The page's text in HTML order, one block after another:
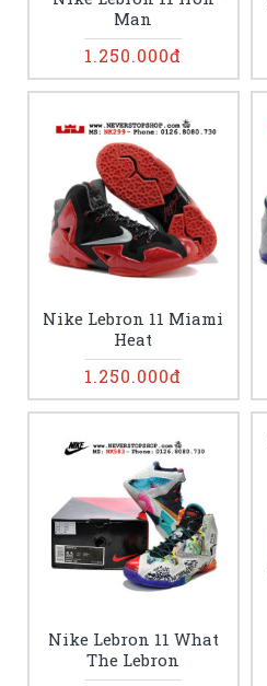
Man
1.250.000đ
Nike Lebron 11 Miami
Heat
1.250.000đ
Nike Lebron 11 What
The Lebron